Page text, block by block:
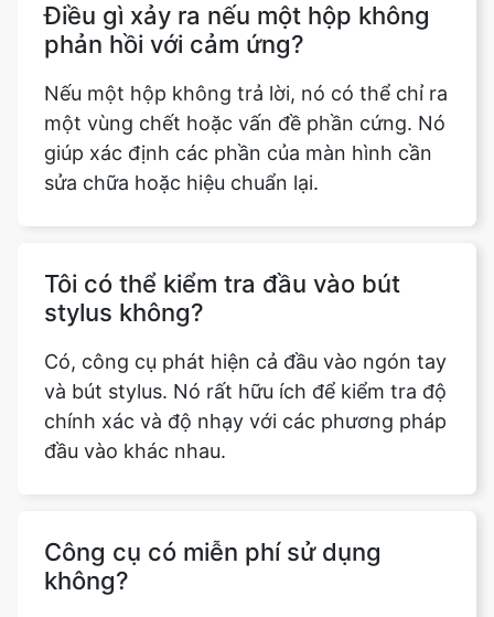
Điều gì xảy ra nếu một hộp không
phản hồi với cảm ứng?
Nếu một hộp không trả lời, nó có thể chỉ ra
một vùng chết hoặc vấn đề phần cứng. Nó
giúp xác định các phần của màn hình cần
sửa chữa hoặc hiệu chuẩn lại.
Tôi có thể kiểm tra đầu vào bút
stylus không?
Có, công cụ phát hiện cả đầu vào ngón tay
và bút stylus. Nó rất hữu ích để kiểm tra độ
chính xác và độ nhạy với các phương pháp
đầu vào khác nhau.
Công cụ có miễn phí sử dụng
không?